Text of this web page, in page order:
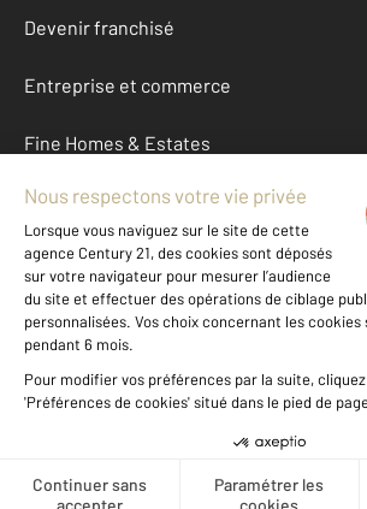
Devenir franchisé
Entreprise et commerce
Fine Homes & Estates
À propos
International
Nous contacter
Données personnelles
Gestionnaire des cookies